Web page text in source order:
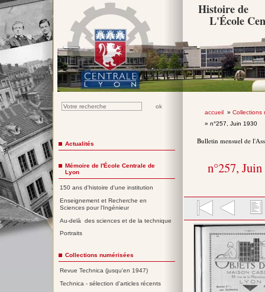
Histoire de
L'École
accueil» Collections
» n°257, Juin 1930
Bulletin mensuel de
n°257,
Actualités
Mémoire de l'École Centrale de
Lyon
150 ans d'histoire d'une institution
Enseignement et Recherche en
Sciences pour l'Ingénieur
Au-delà des sciences et de la technique
Portraits
Collections numérisées
Revue Technica (jusqu'en 1947)
Technica - sélection d'articles récents